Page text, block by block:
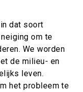
dat soort
om te
We worden
de milieu- en
leven.
het probleem te